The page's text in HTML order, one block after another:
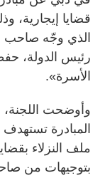
الذي وجّه صاحب
رئيس الدولة،
الأسرة».
وأوضحت اللجنة،
ملف النزلاء
بتوجيهات من